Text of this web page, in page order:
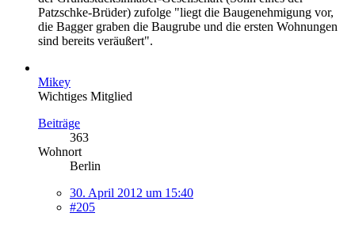
Patzschke-Brüder) zufolge "liegt die Baugenehmigung vor,
die Bagger graben die Baugrube und die ersten Wohnungen
sind bereits veräußert".
Mikey
Wichtiges Mitglied
Beiträge
363
Wohnort
Berlin
30. April 2012 um 15:40
#205